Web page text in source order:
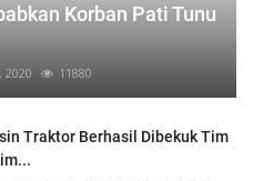
Korban Pati Tunu
2020 11880
Traktor Berhasil Dibekuk Tim